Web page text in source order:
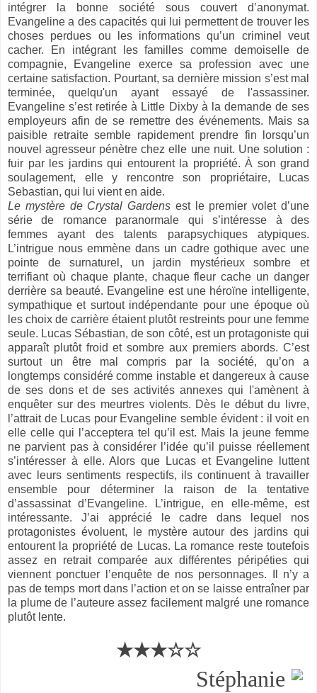
intégrer la bonne société sous couvert d’anonymat.
Evangeline a des capacités qui lui permettent de trouver les
choses perdues ou les informations qu’un criminel veut
cacher. En intégrant les familles comme demoiselle de
compagnie, Evangeline exerce sa profession avec une
certaine satisfaction. Pourtant, sa dernière mission s’est mal
terminée, quelqu'un ayant essayé de l'assassiner.
Evangeline s’est retirée à Little Dixby à la demande de ses
employeurs afin de se remettre des événements. Mais sa
paisible retraite semble rapidement prendre fin lorsqu’un
nouvel agresseur pénètre chez elle une nuit. Une solution :
fuir par les jardins qui entourent la propriété. À son grand
soulagement, elle y rencontre son propriétaire, Lucas
Sebastian, qui lui vient en aide.
Le mystère de Crystal Gardens est le premier volet d’une
série de romance paranormale qui s’intéresse à des
femmes ayant des talents parapsychiques atypiques.
L’intrigue nous emmène dans un cadre gothique avec une
pointe de surnaturel, un jardin mystérieux sombre et
terrifiant où chaque plante, chaque fleur cache un danger
derrière sa beauté. Evangeline est une héroïne intelligente,
sympathique et surtout indépendante pour une époque où
les choix de carrière étaient plutôt restreints pour une femme
seule. Lucas Sébastian, de son côté, est un protagoniste qui
apparaît plutôt froid et sombre aux premiers abords. C’est
surtout un être mal compris par la société, qu’on a
longtemps considéré comme instable et dangereux à cause
de ses dons et de ses activités annexes qui l'amènent à
enquêter sur des meurtres violents. Dès le début du livre,
l’attrait de Lucas pour Evangeline semble évident : il voit en
elle celle qui l’acceptera tel qu’il est. Mais la jeune femme
ne parvient pas à considérer l’idée qu’il puisse réellement
s’intéresser à elle. Alors que Lucas et Evangeline luttent
avec leurs sentiments respectifs, ils continuent à travailler
ensemble pour déterminer la raison de la tentative
d’assassinat d’Evangeline. L’intrigue, en elle-même, est
intéressante. J’ai apprécié le cadre dans lequel nos
protagonistes évoluent, le mystère autour des jardins qui
entourent la propriété de Lucas. La romance reste toutefois
assez en retrait comparée aux différentes péripéties qui
viennent ponctuer l’enquête de nos personnages. Il n’y a
pas de temps mort dans l’action et on se laisse entraîner par
la plume de l’auteure assez facilement malgré une romance
plutôt lente.
★★★☆☆
Stéphanie